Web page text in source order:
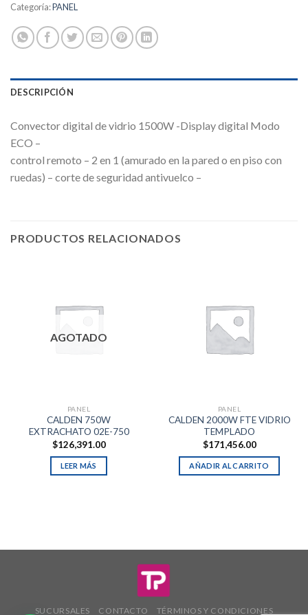
Categoría:PANEL
DESCRIPCIÓN
Convector digital de vidrio 1500W -Display digital Modo
ECO –
control remoto – 2 en 1 (amurado en la pared o en piso con
ruedas) – corte de seguridad antivuelco –
PRODUCTOS RELACIONADOS
AGOTADO
PANEL
CALDEN 750W
EXTRACHATO 02E-750
$126,391.00
LEER MÁS
PANEL
CALDEN 2000W FTE VIDRIO
TEMPLADO
$171,456.00
AÑADIR AL CARRITO
SUCURSALES CONTACTO TÉRMINOS Y CONDICIONES